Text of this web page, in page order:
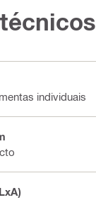
individuais